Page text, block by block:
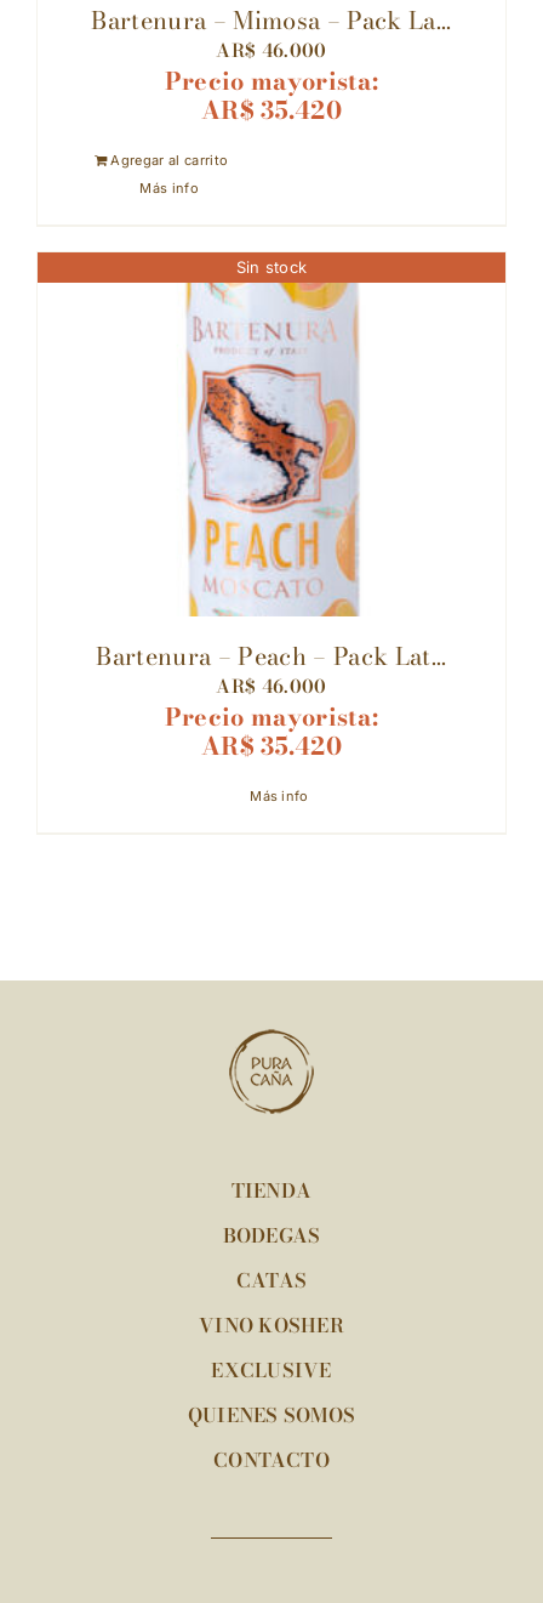
Bartenura – Mimosa – Pack La...
AR$ 46.000
Precio mayorista:
AR$35.420
Agregar al carrito
Más info
Sin stock
Bartenura – Peach – Pack Lat...
AR$ 46.000
Precio mayorista:
AR$35.420
Más info
TIENDA
BODEGAS
CATAS
VINO KOSHER
EXCLUSIVE
QUIENES SOMOS
CONTACTO